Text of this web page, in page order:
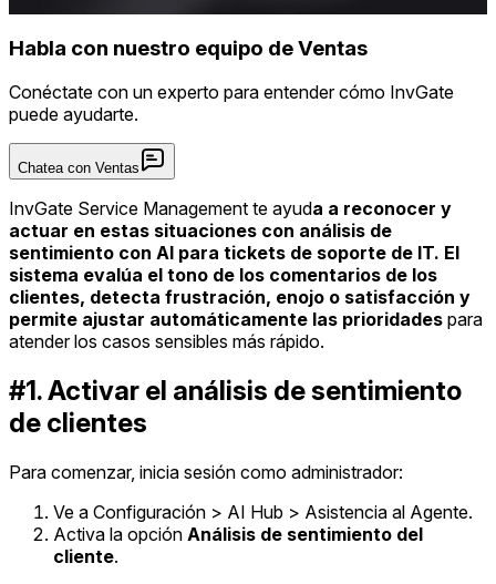
Habla con nuestro equipo de Ventas
Conéctate con un experto para entender cómo InvGate
puede ayudarte.
Chatea con Ventas
InvGate Service Management te ayuda a reconocer y
actuar en estas situaciones con análisis de
sentimiento con AI para tickets de soporte de IT. El
sistema evalúa el tono de los comentarios de los
clientes, detecta frustración, enojo o satisfacción y
permite ajustar automáticamente las prioridades para
atender los casos sensibles más rápido.
#1. Activar el análisis de sentimiento
de clientes
Para comenzar, inicia sesión como administrador:
Ve a Configuración > AI Hub > Asistencia al Agente.
Activa la opción Análisis de sentimiento del
cliente.